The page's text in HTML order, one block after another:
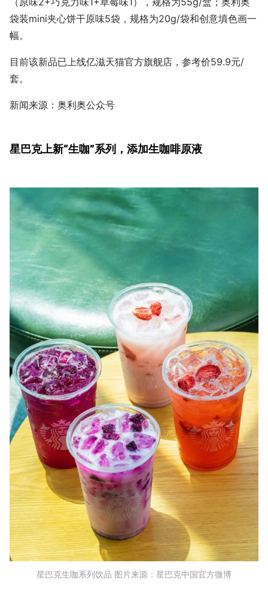
袋装mini夹心饼干原味5袋，规格为20g/袋和创意填色画一
幅。
目前该新品已上线亿滋天猫官方旗舰店，参考价59.9元/
套。
新闻来源：奥利奥公众号
星巴克上新“生咖”系列，添加生咖啡原液
星巴克生咖系列饮品 图片来源：星巴克中国官方微博